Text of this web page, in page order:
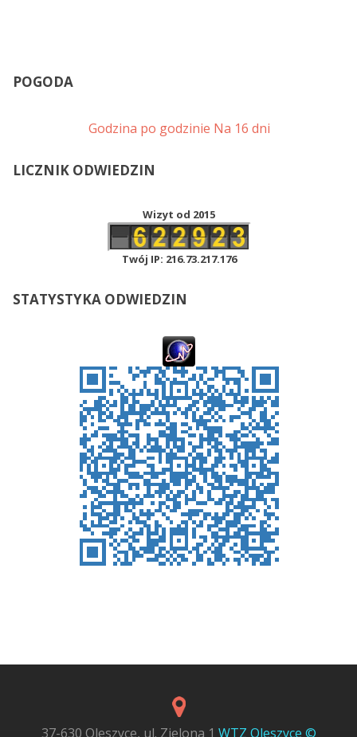
POGODA
Godzina po godzinie Na 16 dni
LICZNIK ODWIEDZIN
Wizyt od 2015
Twój IP: 216.73.217.176
STATYSTYKA ODWIEDZIN
37-630 Oleszyce, ul. Zielona 1 WTZ Oleszyce ©